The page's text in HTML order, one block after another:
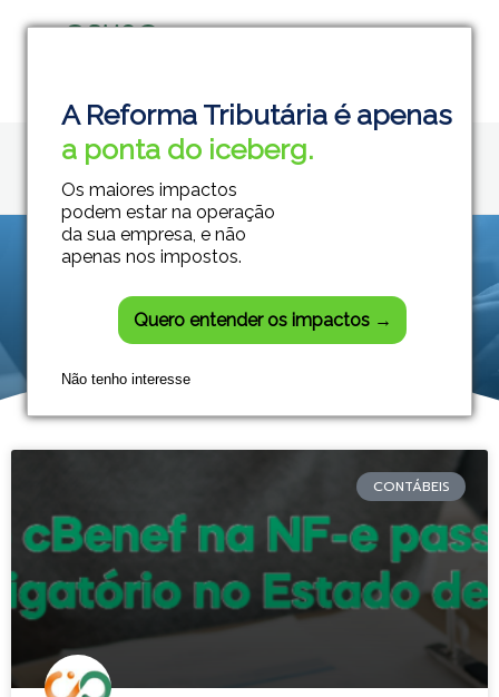
A Reforma Tributária é apenas
a ponta do iceberg.
Os maiores impactos
podem estar na operação
da sua empresa, e não
apenas nos impostos.
Quero entender os impactos →
Não tenho interesse
Grupo Módulos
Sistemas Contábeis e Empresariais
Posts tagged: CST
CONTÁBEIS